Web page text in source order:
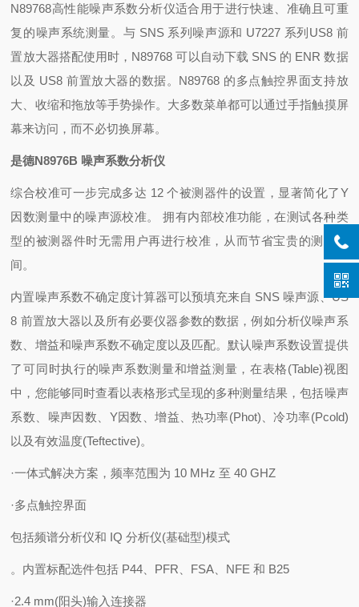
N89768高性能噪声系数分析仪适合用于进行快速、准确且可重
复的噪声系统测量。与 SNS 系列噪声源和 U7227 系列US8 前
置放大器搭配使用时，N89768 可以自动下载 SNS 的 ENR 数据
以及 US8 前置放大器的数据。N89768 的多点触控界面支持放
大、收缩和拖放等手势操作。大多数菜单都可以通过手指触摸屏
幕来访问，而不必切换屏幕。
是德N8976B 噪声系数分析仪
综合校准可一步完成多达 12 个被测器件的设置，显著简化了Y
因数测量中的噪声源校准。 拥有内部校准功能，在测试各种类
型的被测器件时无需用户再进行校准，从而节省宝贵的测试时
间。
内置噪声系数不确定度计算器可以预填充来自 SNS 噪声源、US
8 前置放大器以及所有必要仪器参数的数据，例如分析仪噪声系
数、增益和噪声系数不确定度以及匹配。默认噪声系数设置提供
了可同时执行的噪声系数测量和增益测量，在表格(Table)视图
中，您能够同时查看以表格形式呈现的多种测量结果，包括噪声
系数、噪声因数、Y因数、增益、热功率(Phot)、冷功率(Pcold)
以及有效温度(Teftective)。
·一体式解决方案，频率范围为 10 MHz 至 40 GHZ
·多点触控界面
包括频谱分析仪和 IQ 分析仪(基础型)模式
。内置标配选件包括 P44、PFR、FSA、NFE 和 B25
·2.4 mm(阳头)输入连接器